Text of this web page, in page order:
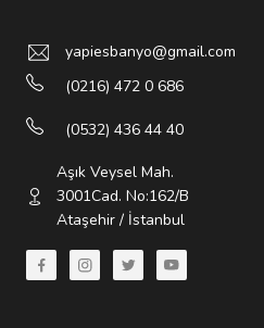
yapiesbanyo@gmail.com
(0216) 472 0 686
(0532) 436 44 40
Aşık Veysel Mah.
3001Cad. No:162/B
Ataşehir / İstanbul